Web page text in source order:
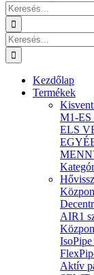
Keresés...
Keresés...
Kezdőlap
Termékek
M1-
ELS
AIR1
IsoPipe
Aktív